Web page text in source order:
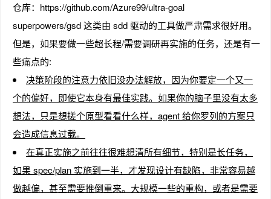
仓库：https://github.com/Azure99/ultra-goal
superpowers/gsd 这类由 sdd 驱动的工具做严肃需求很好用。
但是，如果要做一些超长程/需要调研再实施的任务，还是有一
些痛点的:
决策阶段的注意力依旧没办法解放，因为你要定一个又一
个的偏好，即使它本身有最佳实践。如果你的脑子里没有太多
想法，只是想搓个原型看看什么样，agent 给你罗列的方案只
会造成信息过载。
在真正实施之前往往很难想清所有细节，特别是长任务，
如果 spec/plan 实施到一半，才发现设计有缺陷，非常容易越
做越偏，甚至需要推倒重来。大规模一些的重构，或者是需要